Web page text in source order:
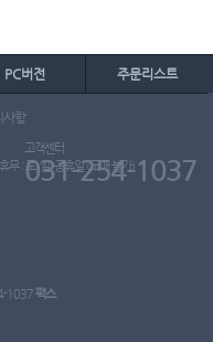
PC버전 주문리스트
사항
: 토, 일, 공휴일 (도매 불가)
고객센터
031-254-1037
1037팩스